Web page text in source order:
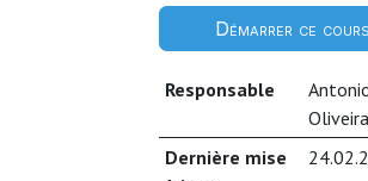
Démarrer ce cours
Responsable
Oliveira
Dernière mise